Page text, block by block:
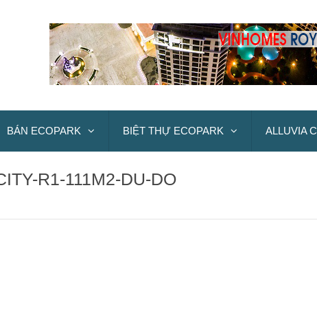
BÁN ECOPARK BIỆT THỰ ECOPARK ALLUVIA
R1-111M2-DU-DO